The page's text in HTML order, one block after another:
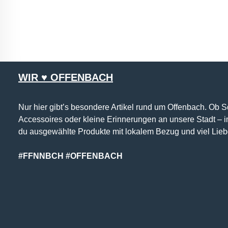
WIR ♥ OFFENBACH
Nur hier gibt’s besondere Artikel rund um Offenbach. Ob
Accessoires oder kleine Erinnerungen an unsere Stadt –
du ausgewählte Produkte mit lokalem Bezug und viel
#FFNNBCH #OFFENBACH